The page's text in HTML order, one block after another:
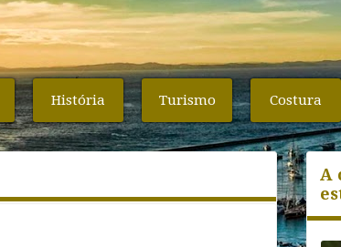
História Turismo Costura
A